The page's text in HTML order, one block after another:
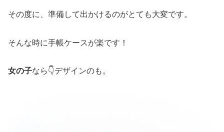
その度に、準備して出かけるのがとても大変です。
そんな時に手帳ケースが楽です！
女の子なら👇デザインのも。